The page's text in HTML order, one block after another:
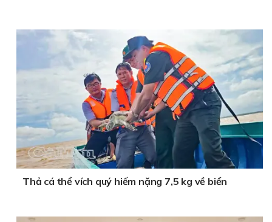
Thả cá thể vích quý hiếm nặng 7,5 kg về biển